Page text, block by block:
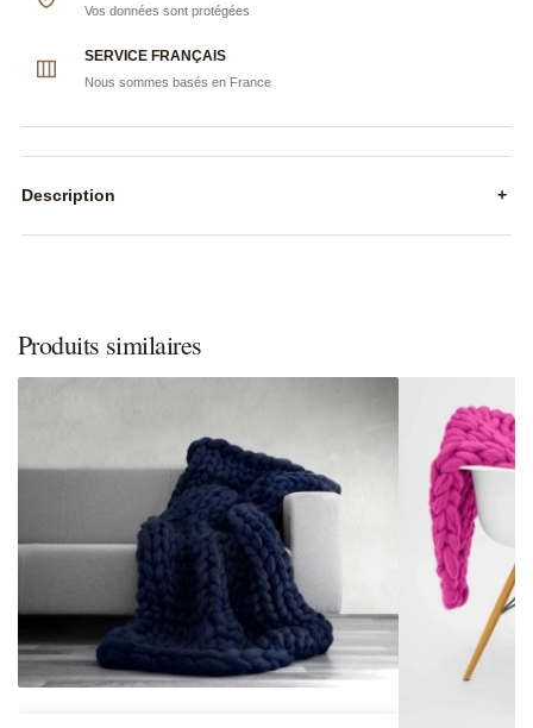
Vos données sont protégées
SERVICE FRANÇAIS
Nous sommes basés en France
Description +
Produits similaires